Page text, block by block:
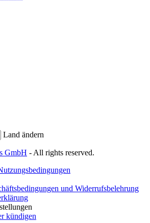
Land ändern
GmbH - All rights reserved.
und Widerrufsbelehrung
kündigen